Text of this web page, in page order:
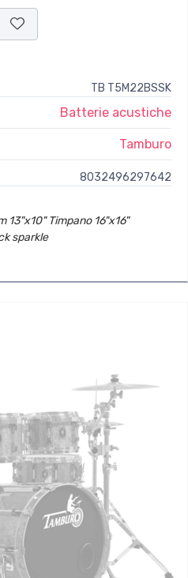
TB T5M22BSSK
Batterie acustiche
Tamburo
8032496297642
13"x10" Timpano 16"x16"
sparkle